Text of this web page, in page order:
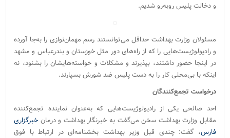
و دخالت پلیس روبه‌رو شدیم.
مسئولان وزارت بهداشت حداقل می‌توانستند رسم مهمان‌نوازی را به‌جا آورده
و رادیولوژیست‌هایی را که از راه‌های دور مثل خوزستان و بندرعباس و مشهد
در اینجا حضور داشتند، بپذیرند و مشکلات و خواسته‌هایشان را بشنود، نه
اینکه با بی‌محلی کار را به دست پلیس ضد شورش بسپارند.
درخواست تجمع‌کنندگان
احد صالحی یکی از رادیولوژیست‌هایی که به‌عنوان نماینده تجمع‌کننده
مقابل وزارت بهداشت سخن می‌گفت به خبرنگار بهداشت و درمان خبرگزاری
فارس، گفت: چندی قبل وزیر بهداشت بخشنامه‌‌ای در ارتباط با فوق